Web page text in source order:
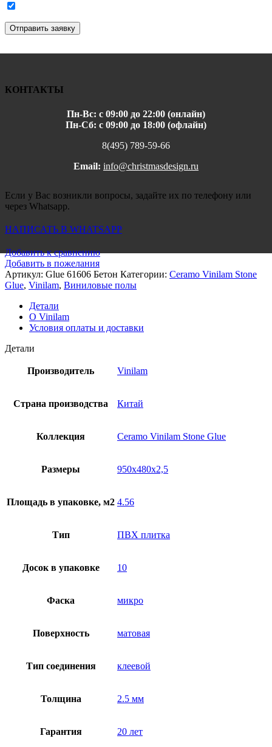
Отправить заявку
КОНТАКТЫ
Пн-Вс: с 09:00 до 22:00 (онлайн)
Пн-Сб: с 09:00 до 18:00 (офлайн)
8(495) 789-59-66
Email: info@christmasdesign.ru
Если у Вас возникли вопросы, задайте их по телефону или
через Whatsapp.
НАПИСАТЬ В WHATSAPP
Добавить к сравнению
Добавить в пожелания
Артикул: Glue 61606 Бетон Категории: Ceramo Vinilam Stone
Glue, Vinilam, Виниловые полы
Детали
О Vinilam
Условия оплаты и доставки
Детали
Производитель Vinilam
Страна производства Китай
Коллекция Ceramo Vinilam Stone Glue
Размеры 950x480x2,5
Площадь в упаковке, м2 4.56
Тип ПВХ плитка
Досок в упаковке 10
Фаска микро
Поверхность матовая
Тип соединения клеевой
Толщина 2.5 мм
Гарантия 20 лет